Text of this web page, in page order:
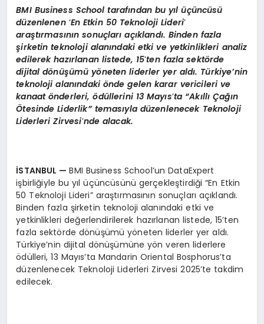
BMI Business School tarafından bu yıl üçüncüsü
düzenlenen ‘En Etkin 50 Teknoloji Lideri’
araştırmasının sonuçları açıklandı. Binden fazla
şirketin teknoloji alanındaki etki ve yetkinlikleri analiz
edilerek hazırlanan listede, 15’ten fazla sektörde
dijital dönüşümü yöneten liderler yer aldı. Türkiye’nin
teknoloji alanındaki önde gelen karar vericileri ve
kanaatönderleri,ödüllerini 13 Mayıs’ta “Akıllı Çağın
Ötesinde Liderlik”temasıyla düzenlenecek Teknoloji
Liderleri Zirvesi’nde alacak.
İSTANBUL —BMI Business School’un DataExpert
işbirliğiyle bu yıl üçüncüsünü gerçekleştirdiği “En Etkin
50 Teknoloji Lideri” araştırmasının sonuçları açıklandı.
Binden fazla şirketin teknoloji alanındaki etki ve
yetkinlikleri değerlendirilerek hazırlanan listede, 15’ten
fazla sektörde dönüşümü yöneten liderler yer aldı.
Türkiye’nin dijital dönüşümüne yön veren liderlere
ödülleri, 13 Mayıs’ta Mandarin Oriental Bosphorus’ta
düzenlenecek Teknoloji Liderleri Zirvesi 2025’te takdim
edilecek.